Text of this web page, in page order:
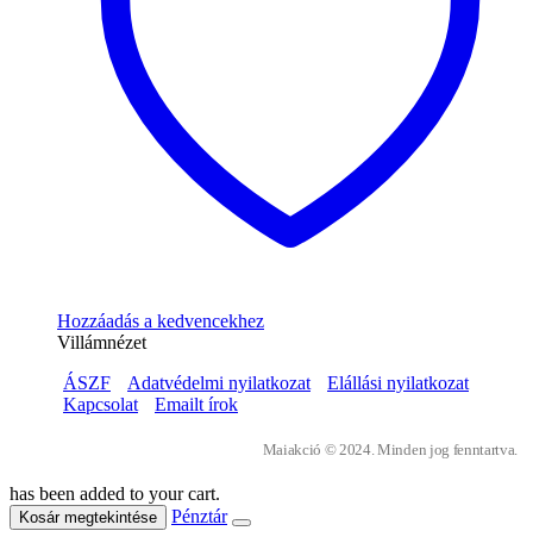
Hozzáadás a kedvencekhez
Villámnézet
ÁSZF
Adatvédelmi nyilatkozat
Elállási nyilatkozat
Kapcsolat
Emailt írok
Maiakció © 2024. Minden jog fenntartva.
has been added to your cart.
Kosár megtekintése Pénztár